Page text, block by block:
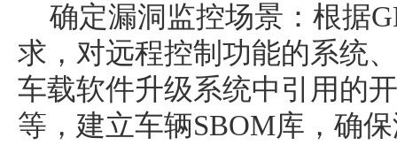
确定漏洞监控场景：根据
求，对远程控制功能的系统
车载软件升级系统中引用的
等，建立车辆SBOM库，确